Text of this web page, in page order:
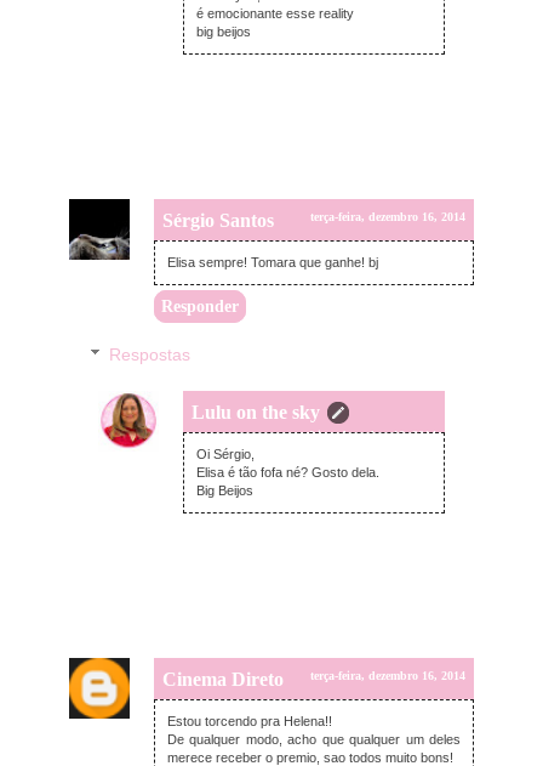
é emocionante esse reality
big beijos
Sérgio Santos terça-feira, dezembro 16, 2014
Elisa sempre! Tomara que ganhe! bj
Responder
Respostas
Lulu on the sky
terça-feira, dezembro 16, 2014
Oi Sérgio,
Elisa é tão fofa né? Gosto dela.
Big Beijos
Cinema Direto terça-feira, dezembro 16, 2014
Estou torcendo pra Helena!!
De qualquer modo, acho que qualquer um deles
merece receber o premio, sao todos muito bons!